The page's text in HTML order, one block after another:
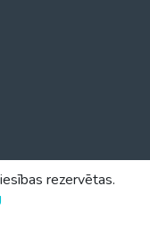
rezervētas.